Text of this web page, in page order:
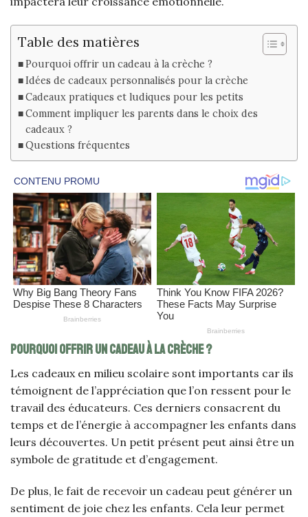
Table des matières
Pourquoi offrir un cadeau à la crèche ?
Idées de cadeaux personnalisés pour la crèche
Cadeaux pratiques et ludiques pour les petits
Comment impliquer les parents dans le choix des
cadeaux ?
Questions fréquentes
Pourquoi offrir un cadeau à la crèche ?
Les cadeaux en milieu scolaire sont importants car ils
témoignent de l’appréciation que l’on ressent pour le
travail des éducateurs. Ces derniers consacrent du
temps et de l’énergie à accompagner les enfants dans
leurs découvertes. Un petit présent peut ainsi être un
symbole de gratitude et d’engagement.
De plus, le fait de recevoir un cadeau peut générer un
sentiment de joie chez les enfants. Cela leur permet